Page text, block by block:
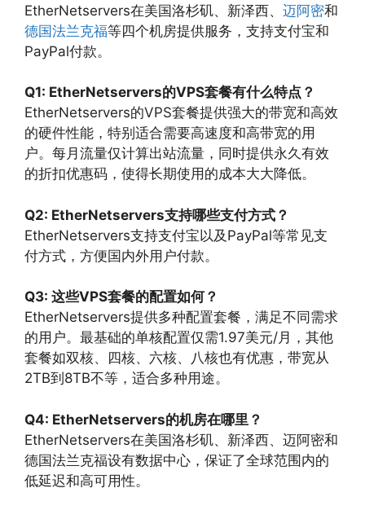
EtherNetservers在美国洛杉矶、新泽西、 迈阿密和
德国法兰克福等四个机房提供服务，支持支付宝和
PayPal付款。
Q1: EtherNetservers的VPS套餐有什么特点？
EtherNetservers的VPS套餐提供强大的带宽和高效
的硬件性能，特别适合需要高速度和高带宽的用
户。每月流量仅计算出站流量，同时提供永久有效
的折扣优惠码，使得长期使用的成本大大降低。
Q2: EtherNetservers支持哪些支付方式？
EtherNetservers支持支付宝以及PayPal等常见支
付方式，方便国内外用户付款。
Q3: 这些VPS套餐的配置如何？
EtherNetservers提供多种配置套餐，满足不同需求
的用户。最基础的单核配置仅需1.97美元/月，其他
套餐如双核、四核、六核、八核也有优惠，带宽从
2TB到8TB不等，适合多种用途。
Q4: EtherNetservers的机房在哪里？
EtherNetservers在美国洛杉矶、新泽西、迈阿密和
德国法兰克福设有数据中心，保证了全球范围内的
低延迟和高可用性。